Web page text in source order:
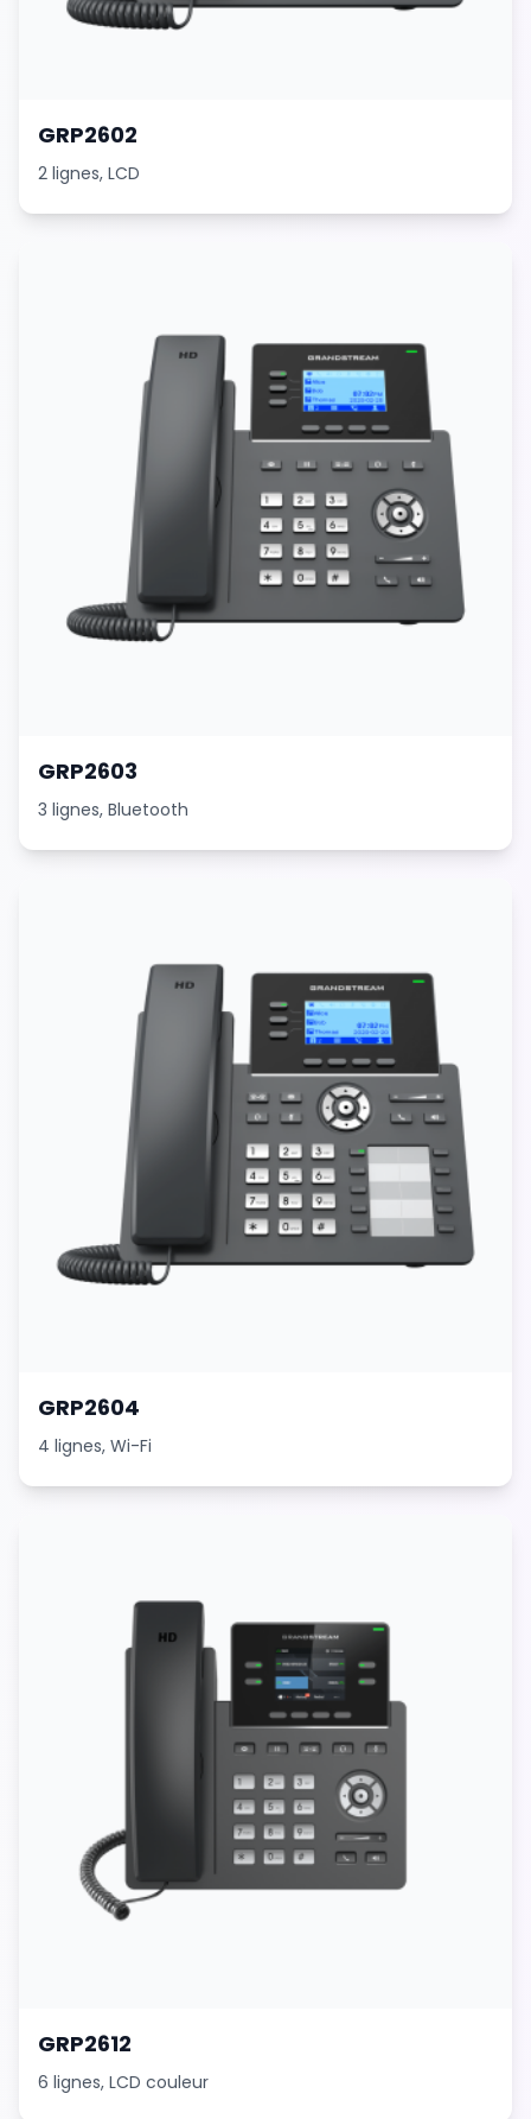
Passerelles Téléphoniques
Installation Solutions Open Source
Services Virtualisation & Datacenter
Développement Applications
FR
Créer Votre Accès en 2 min
GRP2602
2 lignes, LCD
GRP2603
3 lignes, Bluetooth
GRP2604
4 lignes, Wi-Fi
GRP2612
6 lignes, LCD couleur